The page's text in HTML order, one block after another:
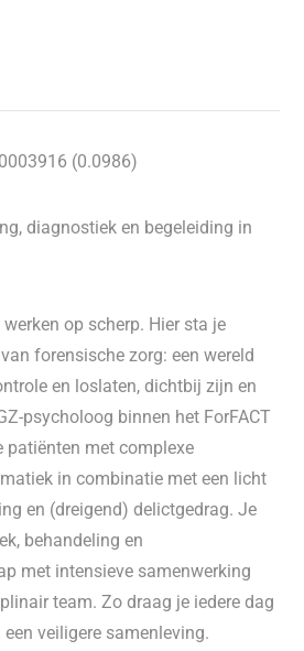
(0.0986)
diagnostiek en begeleiding in
op scherp. Hier sta je
forensische zorg: een wereld
en loslaten, dichtbij zijn en
psycholoog binnen het ForFACT
patiënten met complexe
in combinatie met een licht
en (dreigend) delictgedrag. Je
behandeling en
met intensieve samenwerking
team. Zo draag je iedere dag
veiligere samenleving.